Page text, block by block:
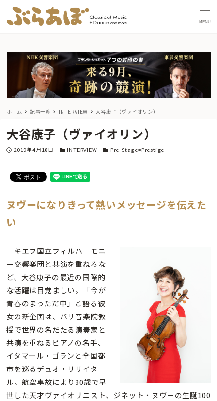
MENU
ホーム 記事一覧 INTERVIEW 大谷康子（ヴァイオリン）
大谷康子（ヴァイオリン）
投稿日
2019年4月18日 カテゴリー
INTERVIEW カテゴリー
Pre-Stage=Prestige
ヌヴーになりきって熱いメッセージを伝えた
い
キエフ国立フィルハーモニ
ー交響楽団と共演を重ねるな
ど、大谷康子の最近の国際的
な活躍は目覚ましい。「今が
青春のまっただ中」と語る彼
女の新企画は、パリ音楽院教
授で世界の名だたる演奏家と
共演を重ねるピアノの名手、
イタマール・ゴランと全国都
市を巡るデュオ・リサイタ
ル。航空事故により30歳で早
世した天才ヴァイオリニスト、ジネット・ヌヴーの生誕100